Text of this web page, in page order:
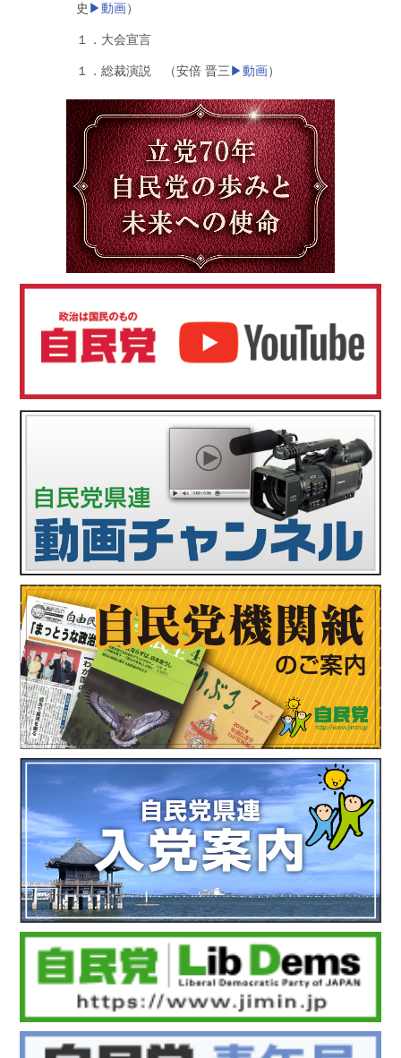
史 ▶動画）
１．大会宣言
１．総裁演説 （安倍 晋三▶動画）